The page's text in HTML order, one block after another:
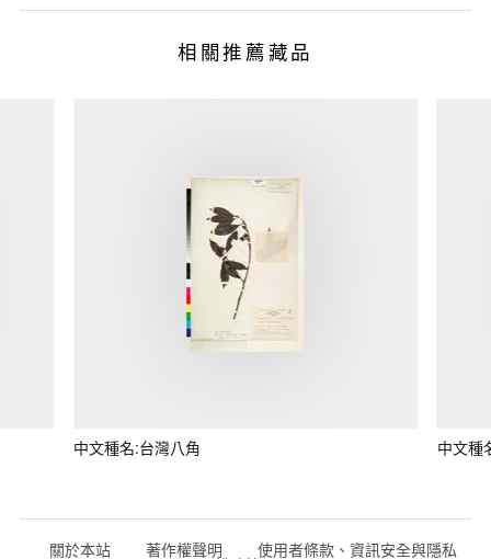
相關推薦藏品
中文種名:台灣八角 中文種
關於本站 著作權聲明 使用者條款、資訊安全與隱私